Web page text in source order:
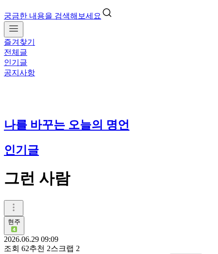
궁금한 내용을 검색해보세요
즐겨찾기
전체글
인기글
공지사항
나를 바꾸는 오늘의 명언
인기글
그런 사람
현주
2026.06.29 09:09
조회 62추천 2스크랩 2